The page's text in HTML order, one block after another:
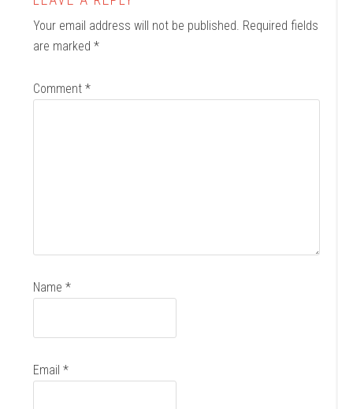
Your email address will not be published. Required fields
are marked*
Comment*
Name*
Email*